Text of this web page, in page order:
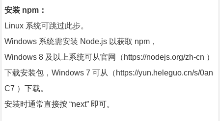
安装 npm：
Linux 系统可跳过此步。
Windows 系统需安装 Node.js 以获取 npm，
Windows 8 及以上系统可从官网（https://nodejs.org/zh-cn ）
下载安装包，Windows 7 可从（https://yun.heleguo.cn/s/0an
C7 ）下载。
安装时通常直接按 “next” 即可。